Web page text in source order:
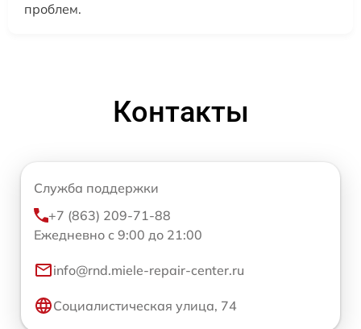
проблем.
Контакты
Служба поддержки
+7 (863) 209-71-88
Ежедневно с 9:00 до 21:00
info@rnd.miele-repair-center.ru
Социалистическая улица, 74